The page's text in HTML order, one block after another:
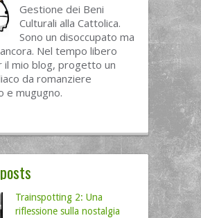
Gestione dei Beni
Culturali alla Cattolica.
Sono un disoccupato ma
Nel tempo libero
il mio blog, progetto un
da romanziere
e mugugno.
Trainspotting 2: Una
riflessione sulla nostalgia